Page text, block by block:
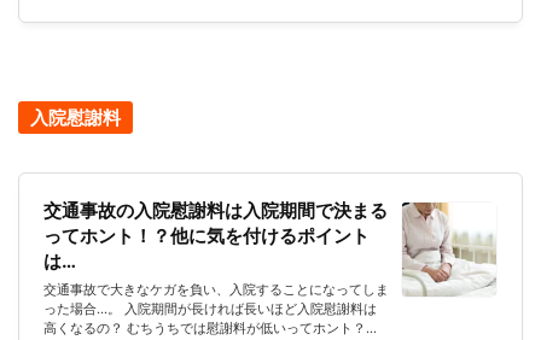
違うってホント？…考えてみれば、わからないことだらけ
入院慰謝料
交通事故の入院慰謝料は入院期間で決まる
ってホント！？他に気を付けるポイント
は…
交通事故で大きなケガを負い、入院することになってしま
った場合…。 入院期間が長ければ長いほど入院慰謝料は
高くなるの？ むちうちでは慰謝料が低いってホント？な